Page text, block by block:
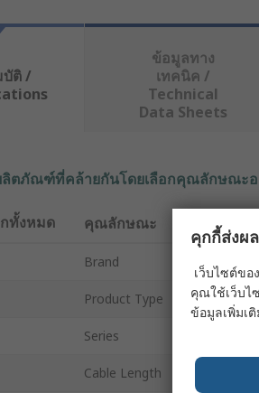
ติ /
ข้อมูลทาง
เทคนิค /
Technical
Data Sheets
ตภัณฑ์ที่คล้ายกันโดยเลือกคุณลักษณะอ
กทั้งหมด คุณลักษณะ
Brand
Product Type
Series
Cable Length
คุกกี้ส่งผ
เว็บไซต์ข
คุณใช้เว็บไ
ข้อมูลเพิ่มเ